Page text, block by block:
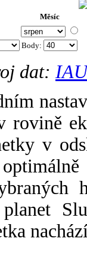
Měsíc
Body:
dat:
rovině
v